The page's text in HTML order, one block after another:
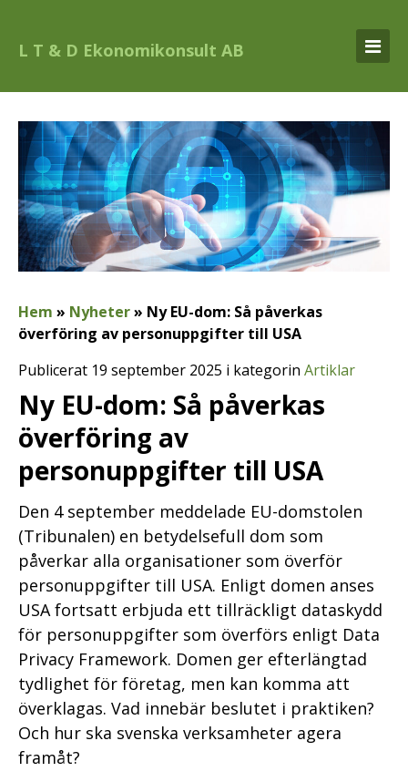
L T & D Ekonomikonsult AB
Hem » Nyheter» Ny EU-dom: Så påverkas
överföring av personuppgifter till USA
Publicerat 19 september 2025 i kategorin Artiklar
Ny EU-dom: Så påverkas
överföring av
personuppgifter till USA
Den 4 september meddelade EU-domstolen
(Tribunalen) en betydelsefull dom som
påverkar alla organisationer som överför
personuppgifter till USA. Enligt domen anses
USA fortsatt erbjuda ett tillräckligt dataskydd
för personuppgifter som överförs enligt Data
Privacy Framework. Domen ger efterlängtad
tydlighet för företag, men kan komma att
överklagas. Vad innebär beslutet i praktiken?
Och hur ska svenska verksamheter agera
framåt?